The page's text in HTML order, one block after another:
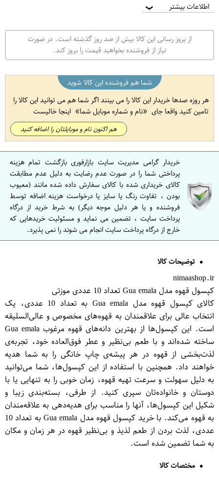
اطلاعات بیشتر ❯
از بروز رسانی این کالا بیش از صد روز گذشته است. در صورت
نیاز از فروشنده بخواهید قیمت را بروز کند.
شما هم فروشنده این کالا شوید
هر روزه صدها خریدار این کالا را می بینند اگر شما هم می توانید این کالا را
تامین کنید واقعا جای
نام و شماره موبایل شما اینجا خالیست
هم اکنون نام و موبایلتان را اضافه کنید
خریدار گرامی مدیریت سایت بازارفوری بازگشت تمام هزینه
پرداختی شما را در صورت عدم رضایت به دلیل عدم مطابقت
کالای خریداری شده با کالای سفارش داده شده مانند (معیوب
بودن ، تفاوت رنگ یا سایز یا درخواست هزینه اضافه توسط
فروشنده و یا هر دلیل موجه دیگر) به شرط خرید از درگاه
پرداخت سایت ، تضمین می نماید و مسئولیت خریدهایی که
خارج از درگاه پرداخت سایت انجام می شوند را نمی پذیرد.
توضیحات کالا
nimaashop.ir
کپسول قهوه مدل Gua emala تعداد 10 عددی موزتی
کالای کپسول قهوه مدل Gua emala به تعداد 10 عددی، یک
انتخاب عالی برای علاقمندان به قهوه‌های مخصوص و عالی‌السلیقه
است. این کپسول‌ها از بهترین دانه‌های قهوه مرغوب Gua emala
ساخته شده‌اند و با طعم بی‌نظیر و عطر فوق‌العاده خود، تجربه‌ی
لذت‌بخشی از قهوه در هر پیشه‌ی چاپ خانگی را به شما هدیه
خواهند داد. همچنین با استفاده از این کپسول‌ها، شما می‌توانید
به دلیل سهولت و سرعت تهیه قهوه، زمان خوبی را به تنهایی یا با
دوستان و خانواده‌تان سپری کنید. از طرفی، بسته‌بندی زیبا و
شکیل این کپسول‌ها، آنها را مناسب برای هدیه‌دهی به علاقه‌مندان
به قهوه می‌کند. با خرید کپسول قهوه مدل Gua emala به تعداد 10
عددی، لذت بردن از طعم لذیذ و بی‌نظیر قهوه در هر زمان و مکان
به شما تضمین شده است.
مختصات کالا